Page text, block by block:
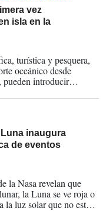
vez
isla en la
turística y pesquera,
oceánico desde
pueden introducir
aproximado de un
inaugura
de eventos
la Nasa revelan que
la Luna se ve roja o
la luz solar que no está